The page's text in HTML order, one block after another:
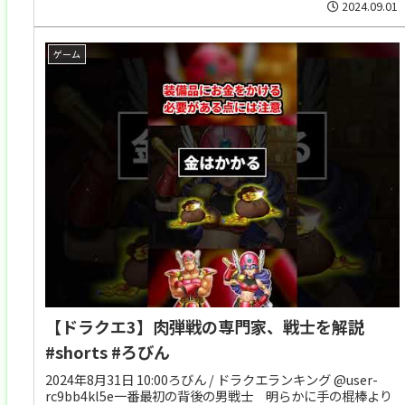
2024.09.01
ゲーム
【ドラクエ3】肉弾戦の専門家、戦士を解説
#shorts #ろびん
2024年8月31日 10:00ろびん / ドラクエランキング @user-
rc9bb4kl5e一番最初の背後の男戦士 明らかに手の棍棒より